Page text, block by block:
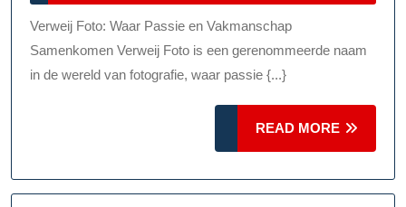
Verweij
Foto
2026
Verweij Foto: Waar Passie en Vakmanschap
Samenkomen Verweij Foto is een gerenommeerde naam
in de wereld van fotografie, waar passie {...}
READ MORE
MORE